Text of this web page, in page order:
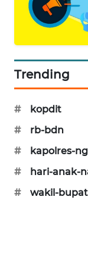
Trending
#
kopdit
#
rb-bdn
#
kapolres-
#
hari-anak-
#
wakil-
NEWS
ANUGERAH
AKHLAK
PERAPKI